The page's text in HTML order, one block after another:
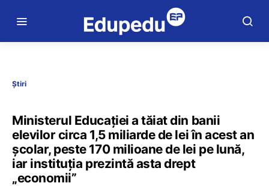
Știri
Ministerul Educației a tăiat din banii
elevilor circa 1,5 miliarde de lei în acest an
școlar, peste 170 milioane de lei pe lună,
iar instituția prezintă asta drept
„economii”